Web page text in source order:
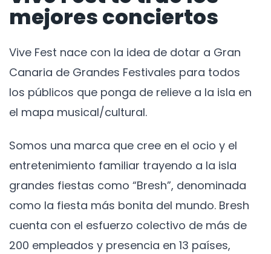
mejores conciertos
Vive Fest nace con la idea de dotar a Gran
Canaria de Grandes Festivales para todos
los públicos que ponga de relieve a la isla en
el mapa musical/cultural.
Somos una marca que cree en el ocio y el
entretenimiento familiar trayendo a la isla
grandes fiestas como “Bresh”, denominada
como la fiesta más bonita del mundo. Bresh
cuenta con el esfuerzo colectivo de más de
200 empleados y presencia en 13 países,